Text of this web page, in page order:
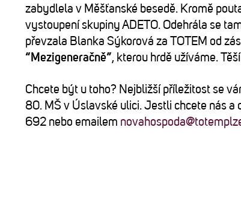
zabydlela v Měšťanské besedě. Kromě
vystoupení skupiny ADETO. Odehrála se
převzala Blanka Sýkorová za TOTEM od
“Mezigeneračně”, kterou hrdě užíváme.
Chcete být u toho? Nejbližší příležitost se
80. MŠ v Úslavské ulici. Jestli chcete nás a
692 nebo emailem